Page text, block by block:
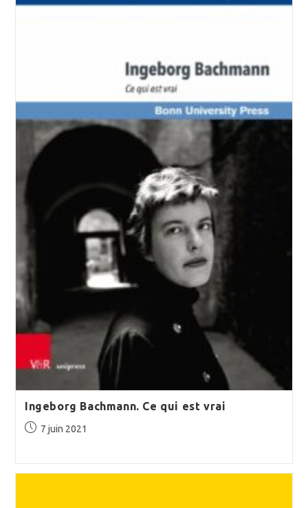
Ingeborg Bachmann. Ce qui est vrai
Publication
7 juin 2021